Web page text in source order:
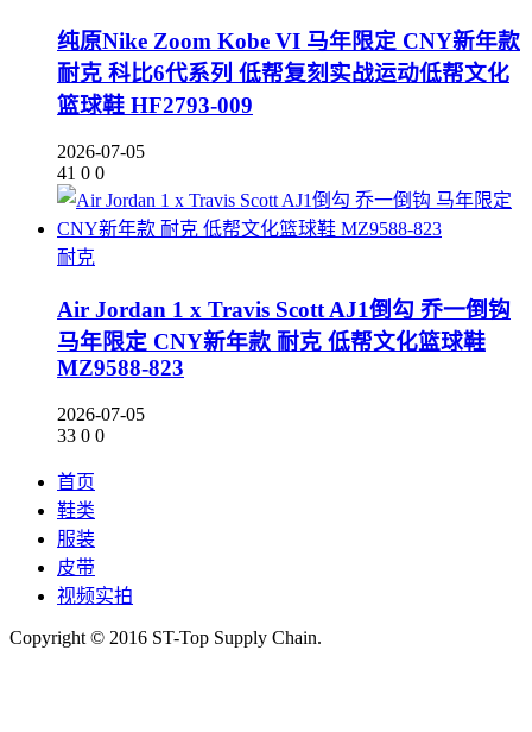
纯原Nike Zoom Kobe VI 马年限定 CNY新年款
耐克 科比6代系列 低帮复刻实战运动低帮文化
篮球鞋 HF2793-009
2026-07-05
41 0 0
耐克
Air Jordan 1 x Travis Scott AJ1倒勾 乔一倒钩
马年限定 CNY新年款 耐克 低帮文化篮球鞋
MZ9588-823
2026-07-05
33 0 0
首页
鞋类
服装
皮带
视频实拍
Copyright © 2016 ST-Top Supply Chain.